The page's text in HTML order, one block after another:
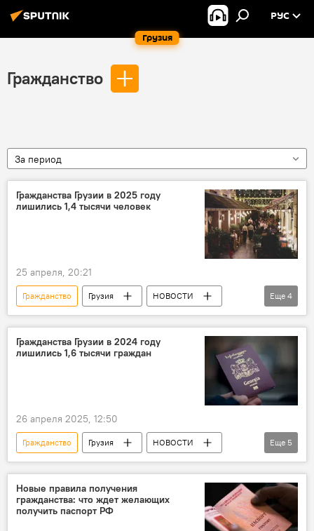
Грузия
РУС
Гражданство
За период
Гражданства Грузии в 2025 году
лишились 1,4 тысячи человек
25 апреля, 20:21
Гражданство Грузия
НОВОСТИ
Турция
Греция
Сакстат
Гражданство Грузии
Еще 4
Гражданства Грузии в 2024 году
лишились 1,6 тысячи граждан
26 апреля 2025, 12:50
Гражданство Грузия
НОВОСТИ
ОБЩЕСТВО
Сакстат
Гражданство Грузии
Закон "О гражданстве Грузии"
Еще 5
Новые правила получения
гражданства: что ждет желающих
получить паспорт РФ